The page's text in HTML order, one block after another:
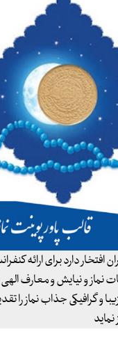
افتخار دارد برای ارائه
نماز و نیایش و معارف الهی
و گرافیکی جذاب نماز را